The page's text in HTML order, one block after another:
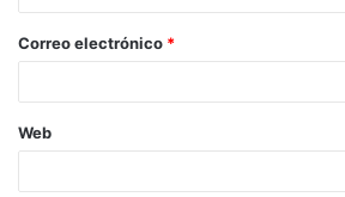
*
Correo electrónico *
Web